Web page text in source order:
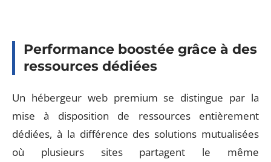
Performance boostée grâce à des
ressources dédiées
Un hébergeur web premium se distingue par la
mise à disposition de ressources entièrement
dédiées, à la différence des solutions mutualisées
où plusieurs sites partagent le même